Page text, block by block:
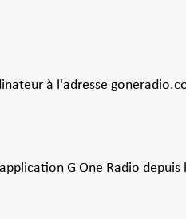
à l'adresse
G One Radio